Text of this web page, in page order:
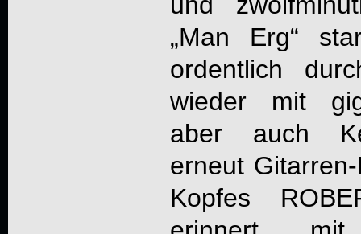
„Man Erg“
ordentlich
wieder mit
aber auch
erneut
Kopfes